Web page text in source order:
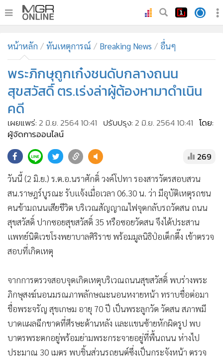
ทันเหตุการณ์
• ภาคใต้
ภูมิภาค
Online Section
• บันเทิง
• ผู้จัดการรายวัน
• ละคร
• CbizReview
• Cyber BIZ
• ผู้จัดกวน
• Good health & Well-being
• Green Innovation & SD
• Management & HR
• Infographic
• การเมือง
ท่องเที่ยว
ต่างประเทศ
หน้าหลัก ทันเหตุการณ์ Breaking News อื่นๆ
พระภิกษุถูกเก๋งชนดับกลางถนน
สุขสวัสดิ์ ตร.เร่งล่าผู้ต้องหามาดำเนิน
คดี
เผยแพร่: 2 มิ.ย. 2564 10:41 ปรับปรุง: 2 มิ.ย. 2564 10:41 โดย:
ผู้จัดการออนไลน์
269
วันนี้ (2 มิ.ย.) ร.ต.อ.นราศักดิ์ วงค์โปทา รองสารวัตรสอบสวน
สน.ราษฎร์บูรณะ รับแจ้งเมื่อเวลา 06.30 น. ว่า มีอุบัติเหตุรถชน
คนข้ามถนนเสียชีวิต บริเวณสัญญาณไฟจุดกลับรถวัดสน ถนน
สุขสวัสดิ์ ปากซอยสุขสวัสดิ์ 35 หรือซอยวัดสน จึงได้ประสาน
แพทย์นิติเวชโรงพยาบาลศิริราช พร้อมมูลนิธิป่อเต็กตึ๊ง เข้าตรวจ
สอบที่เกิดเหตุ
จากการตรวจสอบจุดเกิดเหตุบริเวณถนนสุขสวัสดิ์ พบร่างพระ
ภิกษุสงฆ์นอนมรณภาพลักษณะนอนหงายหน้า ทราบชื่อต่อมา
ชื่อพระจรัญ สุขเกษม อายุ 70 ปี เป็นพระลูกวัด วัดสน สภาพมี
บาดแผลฉีกขาดที่ศีรษะด้านหลัง และแขนซ้ายหักผิดรูป พบ
บาตรพระตกอยู่พร้อมย่ามพระกระจายอยู่ที่พื้นถนน ห่างไป
ประมาณ 30 เมตร พบชิ้นส่วนรถยนต์ซึ่งเป็นกระจังหน้า ตรวจ